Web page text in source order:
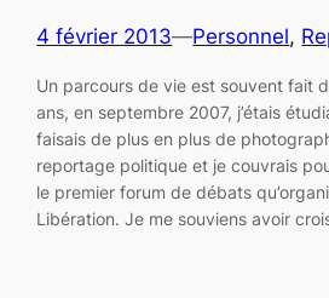
4 février 2013—Personnel,
Un parcours de vie est souvent fait
ans, en septembre 2007, j’étais
faisais de plus en plus de
reportage politique et je couvrais
le premier forum de débats
Libération. Je me souviens avoir